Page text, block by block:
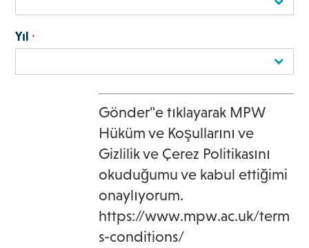
Yıl *
Gönder"e tıklayarak MPW
Hüküm ve Koşullarını ve
Gizlilik ve Çerez Politikasını
okuduğumu ve kabul ettiğimi
onaylıyorum.
https://www.mpw.ac.uk/term
s-conditions/